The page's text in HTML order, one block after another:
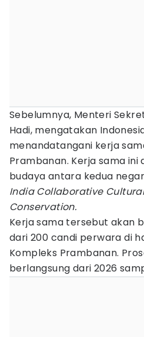
Sebelumnya, Menteri
Hadi, mengatakan
menandatangani kerja
Prambanan. Kerja sama
budaya antara kedua
India Collaborative
Conservation.
Kerja sama tersebut akan
dari 200 candi perwara di
Kompleks Prambanan.
berlangsung dari 2026